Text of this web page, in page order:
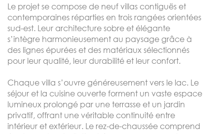
Le projet se compose de neuf villas contiguës et
contemporaines réparties en trois rangées orientées
sud-est. Leur architecture sobre et élégante
s’intègre harmonieusement au paysage grâce à
des lignes épurées et des matériaux sélectionnés
pour leur qualité, leur durabilité et leur confort.
Chaque villa s’ouvre généreusement vers le lac. Le
séjour et la cuisine ouverte forment un vaste espace
lumineux prolongé par une terrasse et un jardin
privatif, offrant une véritable continuité entre
intérieur et extérieur. Le rez-de-chaussée comprend